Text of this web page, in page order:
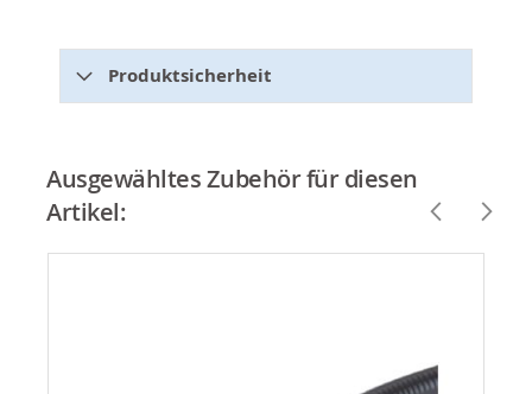
Produktsicherheit
Ausgewähltes Zubehör für diesen
Artikel: